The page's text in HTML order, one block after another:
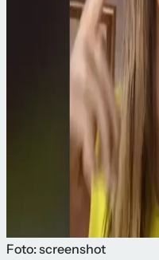
Foto: screenshot